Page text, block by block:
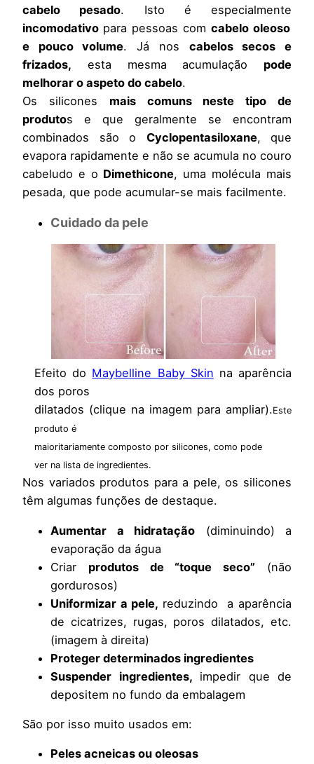
cabelo pesado. Isto é especialmente
incomodativo para pessoas com cabelo oleoso
e pouco volume. Já nos cabelos secos e
frizados, esta mesma acumulação pode
melhorar o aspeto do cabelo.
Os silicones mais comuns neste tipo de
produtos e que geralmente se encontram
combinados são o Cyclopentasiloxane, que
evapora rapidamente e não se acumula no couro
cabeludo e o Dimethicone, uma molécula mais
pesada, que pode acumular-se mais facilmente.
Cuidado da pele
Efeito do Maybelline Baby Skin na aparência
dos poros
dilatados (clique na imagem para ampliar).Este
produto é
maioritariamente composto por silicones, como pode
ver na lista de ingredientes.
Nos variados produtos para a pele, os silicones
têm algumas funções de destaque.
Aumentar a hidratação (diminuindo) a
evaporação da água
Criar produtos de “toque seco” (não
gordurosos)
Uniformizar a pele, reduzindo a aparência
de cicatrizes, rugas, poros dilatados, etc.
(imagem à direita)
Proteger determinados ingredientes
Suspender ingredientes, impedir que de
depositem no fundo da embalagem
São por isso muito usados em:
Peles acneicas ou oleosas